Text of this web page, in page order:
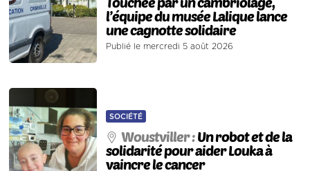
l’équipe du musée Lalique lance
une cagnotte solidaire
Publié le mercredi 5 août 2026
SOCIÉTÉ
Woustviller :Un robot et de la
solidarité pour aider Louka à
vaincre le cancer